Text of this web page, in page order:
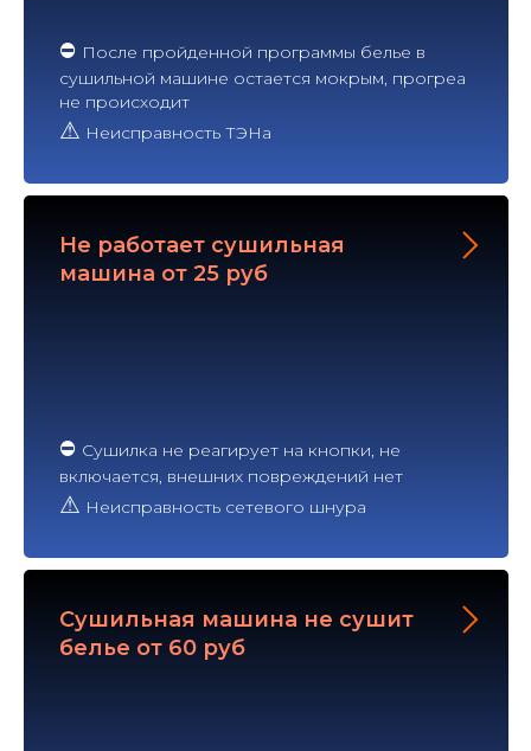
⛔ После пройденной программы белье в
сушильной машине остается мокрым, прогреа
не происходит
⚠ Неисправность ТЭНа
Не работает сушильная
машина от 25 руб
⛔ Сушилка не реагирует на кнопки, не
включается, внешних повреждений нет
⚠ Неисправность сетевого шнура
Сушильная машина не сушит
белье от 60 руб